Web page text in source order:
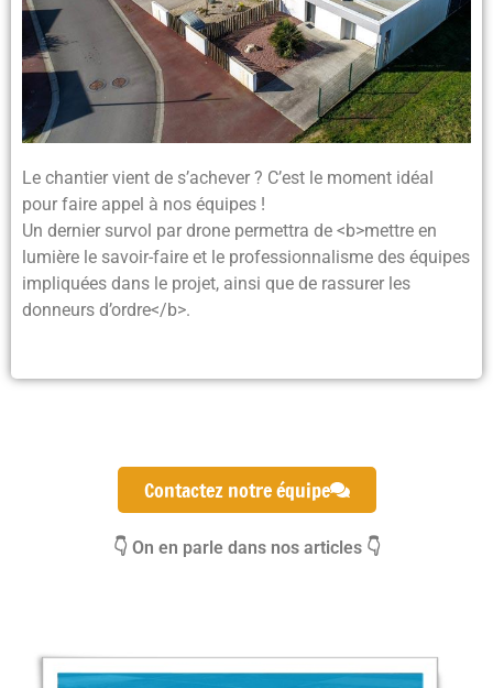
Le chantier vient de s’achever ? C’est le moment idéal
pour faire appel à nos équipes !
Un dernier survol par drone permettra de <b>mettre en
lumière le savoir-faire et le professionnalisme des équipes
impliquées dans le projet, ainsi que de rassurer les
donneurs d’ordre</b>.
Contactez notre équipe
👇 On en parle dans nos articles 👇